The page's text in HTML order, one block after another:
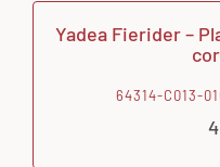
Yadea Fierider –
64314-C013-